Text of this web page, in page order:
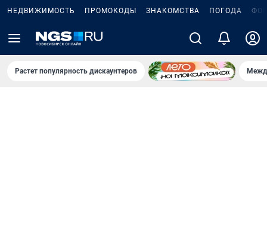
НЕДВИЖИМОСТЬ ПРОМОКОДЫ ЗНАКОМСТВА ПОГОДА
Растет популярность дискаунтеров